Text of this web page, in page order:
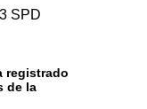
SPD
registrado
de la